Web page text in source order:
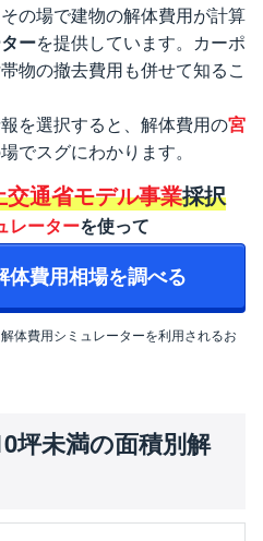
の場で建物の解体費用が計算
ーを提供しています。カーポ
物の撤去費用も併せて知るこ
を選択すると、解体費用の宮
でスグにわかります。
交通省モデル事業採択
レーターを使って
体費用相場を調べる
体費用シミュレーターを利用されるお
坪未満の面積別解